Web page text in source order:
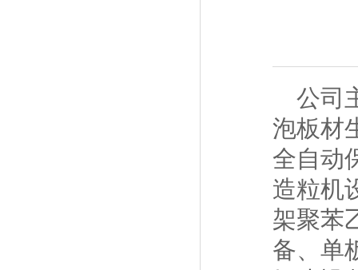
公司
泡板材
全自动
造粒机
架聚苯
备、单